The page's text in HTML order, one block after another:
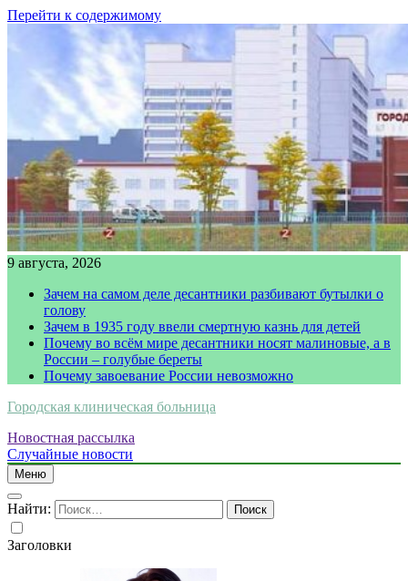
Перейти к содержимому
9 августа, 2026
Зачем на самом деле десантники разбивают бутылки о
голову
Зачем в 1935 году ввели смертную казнь для детей
Почему во всём мире десантники носят малиновые, а в
России – голубые береты
Почему завоевание России невозможно
Городская клиническая больница
Новостная рассылка
Случайные новости
Меню
Найти:
Заголовки